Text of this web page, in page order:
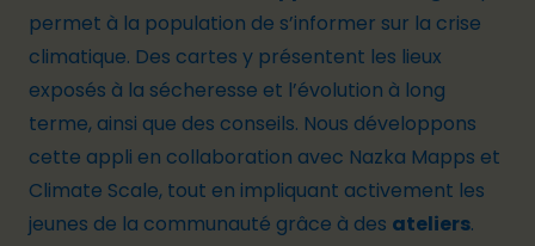
permet à la population de s’informer sur la crise
climatique. Des cartes y présentent les lieux
exposés à la sécheresse et l’évolution à long
terme, ainsi que des conseils. Nous développons
cette appli en collaboration avec Nazka Mapps et
Climate Scale, tout en impliquant activement les
jeunes de la communauté grâce à des ateliers.